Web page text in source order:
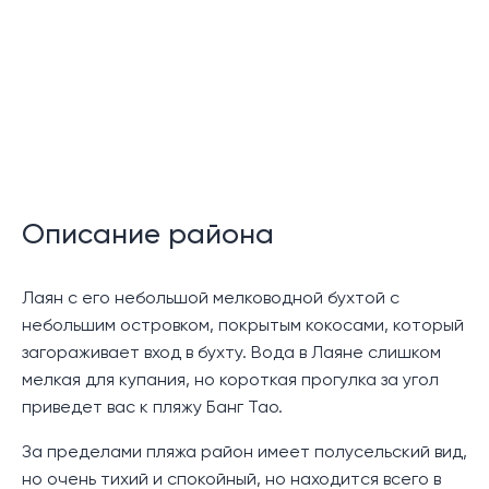
приверженность к устойчивому развитию и
Кондоминимум представлен 3 зданиями, каждое
состоит из 7 этажей. Общее количество квартир в
комплексе равно 403 c различными планировками
квартир следующих типов : студио, 1 - 3 спальни,
пентхаусы.
Интерьер апартаментов выигрышно дополнен
предметами декора. Светлые стены, панорамные
Описание района
Лаян с его небольшой мелководной бухтой с
небольшим островком, покрытым кокосами, который
загораживает вход в бухту. Вода в Лаяне слишком
мелкая для купания, но короткая прогулка за угол
приведет вас к пляжу Банг Тао.
За пределами пляжа район имеет полусельский вид,
но очень тихий и спокойный, но находится всего в